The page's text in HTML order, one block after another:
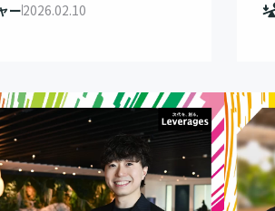
ー2026.02.10